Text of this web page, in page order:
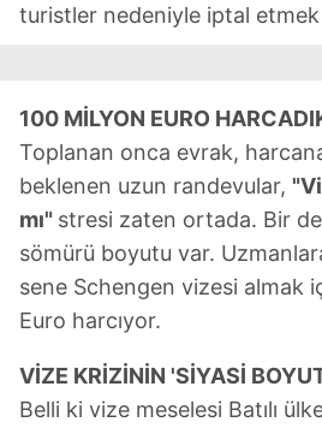
turistler nedeniyle iptal etmek
100 MİLYON EURO
Toplanan onca evrak,
beklenen uzun randevular,
mı" stresi zaten ortada. Bir
sömürü boyutu var.
sene Schengen vizesi almak
Euro harcıyor.
VİZE KRİZİNİN 'SİYASİ
Belli ki vize meselesi Batılı